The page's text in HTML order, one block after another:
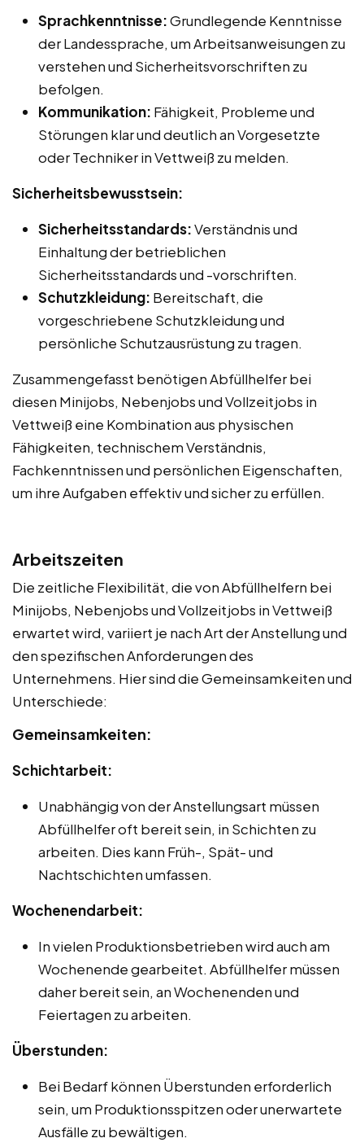
Sprachkenntnisse:Grundlegende Kenntnisse
der Landessprache, um Arbeitsanweisungen zu
verstehen und Sicherheitsvorschriften zu
befolgen.
Kommunikation: Fähigkeit, Probleme und
Störungen klar und deutlich an Vorgesetzte
oder Techniker in Vettweiß zu melden.
Sicherheitsbewusstsein:
Sicherheitsstandards:Verständnis und
Einhaltung der betrieblichen
Sicherheitsstandards und -vorschriften.
Schutzkleidung: Bereitschaft, die
vorgeschriebene Schutzkleidung und
persönliche Schutzausrüstung zu tragen.
Zusammengefasst benötigen Abfüllhelfer bei
diesen Minijobs, Nebenjobs und Vollzeitjobs in
Vettweiß eine Kombination aus physischen
Fähigkeiten, technischem Verständnis,
Fachkenntnissen und persönlichen Eigenschaften,
um ihre Aufgaben effektiv und sicher zu erfüllen.
Arbeitszeiten
Die zeitliche Flexibilität, die von Abfüllhelfern bei
Minijobs, Nebenjobs und Vollzeitjobs in Vettweiß
erwartet wird, variiert je nach Art der Anstellung und
den spezifischen Anforderungen des
Unternehmens. Hier sind die Gemeinsamkeiten und
Unterschiede:
Gemeinsamkeiten:
Schichtarbeit:
Unabhängig von der Anstellungsart müssen
Abfüllhelfer oft bereit sein, in Schichten zu
arbeiten. Dies kann Früh-, Spät- und
Nachtschichten umfassen.
Wochenendarbeit:
In vielen Produktionsbetrieben wird auch am
Wochenende gearbeitet. Abfüllhelfer müssen
daher bereit sein, an Wochenenden und
Feiertagen zu arbeiten.
Überstunden:
Bei Bedarf können Überstunden erforderlich
sein, um Produktionsspitzen oder unerwartete
Ausfälle zu bewältigen.